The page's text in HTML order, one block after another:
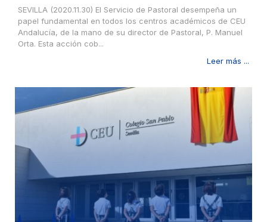
SEVILLA (2020.11.30) El Servicio de Pastoral desempeña un
papel fundamental en todos los centros académicos de CEU
Andalucía, de la mano de su director de Pastoral, P. Manuel
Orta. Esta acción cob...
Leer más ...